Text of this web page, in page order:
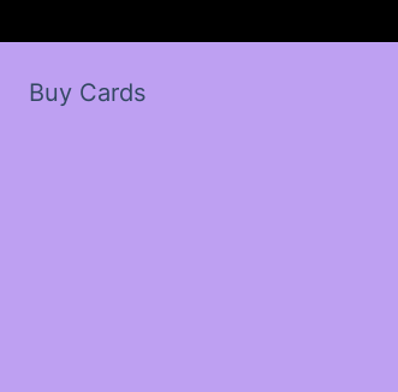
Buy Cards